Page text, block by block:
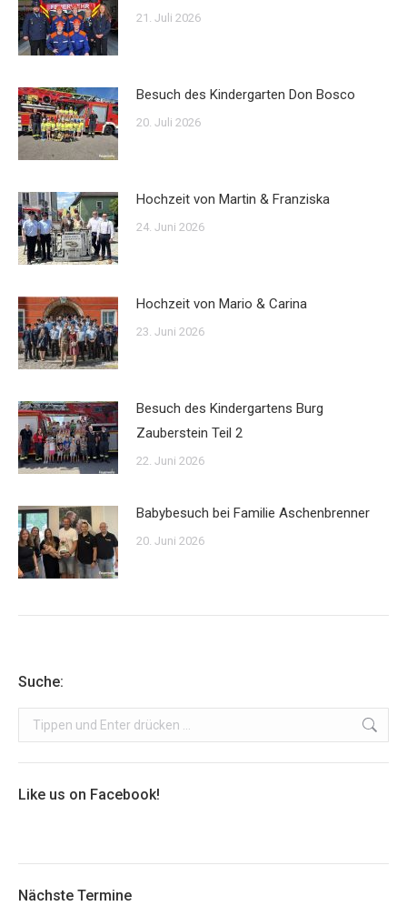
21. Juli 2026
Besuch des Kindergarten Don Bosco
20. Juli 2026
Hochzeit von Martin & Franziska
24. Juni 2026
Hochzeit von Mario & Carina
23. Juni 2026
Besuch des Kindergartens Burg
Zauberstein Teil 2
22. Juni 2026
Babybesuch bei Familie Aschenbrenner
20. Juni 2026
Suche:
Search:
Like us on Facebook!
Nächste Termine